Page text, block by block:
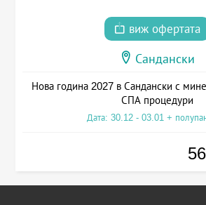
виж офертата
Сандански
Нова година 2027 в Сандански с
СПА процедури
Дата: 30.12 - 03.01 +